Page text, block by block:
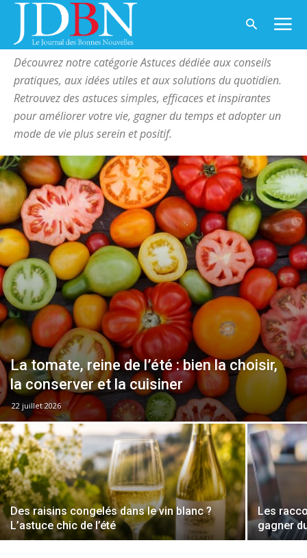
Astuces Page 2
ASTUCES
Découvrez notre catégorie Astuces dédiée aux conseils
pratiques, aux idées utiles et aux solutions du quotidien.
Retrouvez des astuces simples, efficaces et inspirantes
pour améliorer votre vie, gagner du temps et adopter un
mode de vie plus serein et positif.
La tomate, reine de l’été : bien la choisir,
la conserver et la cuisiner
22 juillet 2026
Des raisins congelés dans le vin blanc ?
L’astuce chic de l’été
Les
gagner